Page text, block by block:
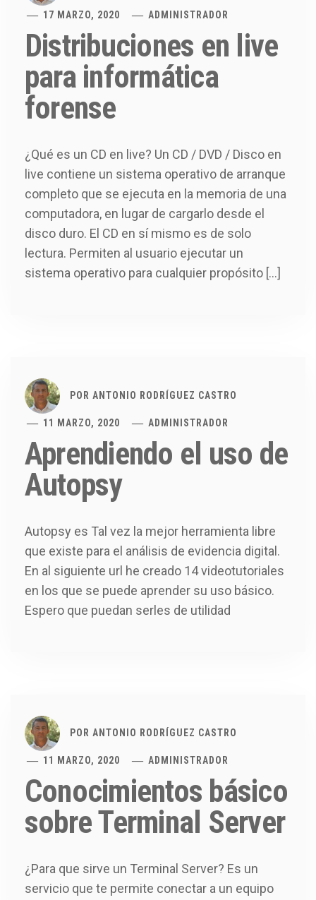
17 MARZO, 2020 ADMINISTRADOR
Distribuciones en live
para informática
forense
¿Qué es un CD en live? Un CD / DVD / Disco en
live contiene un sistema operativo de arranque
completo que se ejecuta en la memoria de una
computadora, en lugar de cargarlo desde el
disco duro. El CD en sí mismo es de solo
lectura. Permiten al usuario ejecutar un
sistema operativo para cualquier propósito […]
POR ANTONIO RODRÍGUEZ CASTRO
11 MARZO, 2020 ADMINISTRADOR
Aprendiendo el uso de
Autopsy
Autopsy es Tal vez la mejor herramienta libre
que existe para el análisis de evidencia digital.
En al siguiente url he creado 14 videotutoriales
en los que se puede aprender su uso básico.
Espero que puedan serles de utilidad
POR ANTONIO RODRÍGUEZ CASTRO
11 MARZO, 2020 ADMINISTRADOR
Conocimientos básico
sobre Terminal Server
¿Para que sirve un Terminal Server? Es un
servicio que te permite conectar a un equipo